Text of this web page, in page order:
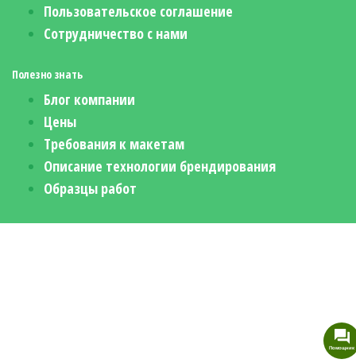
Пользовательское соглашение
Сотрудничество с нами
Полезно знать
Блог компании
Цены
Требования к макетам
Описание технологии брендирования
Образцы работ
Помощник